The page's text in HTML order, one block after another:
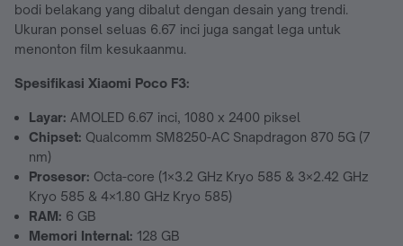
bodi belakang yang dibalut dengan desain yang trendi.
Ukuran ponsel seluas 6.67 inci juga sangat lega untuk
menonton film kesukaanmu.
Spesifikasi Xiaomi Poco F3:
Layar: AMOLED 6.67 inci, 1080 x 2400 piksel
Chipset: Qualcomm SM8250-AC Snapdragon 870 5G (7
nm)
Prosesor: Octa-core (1×3.2 GHz Kryo 585 & 3×2.42 GHz
Kryo 585 & 4×1.80 GHz Kryo 585)
RAM: 6 GB
Memori Internal: 128 GB